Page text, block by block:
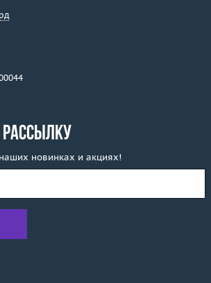
РАССЫЛКУ
новинках и акциях!